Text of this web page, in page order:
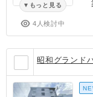
もっと見る
4人検討中
昭和グランド